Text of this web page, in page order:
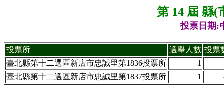
第 14 屆 縣(
投票日期:
投票所 選舉人數 投票
臺北縣第十二選區新店市忠誠里第1836投票所
1
臺北縣第十二選區新店市忠誠里第1837投票所
1